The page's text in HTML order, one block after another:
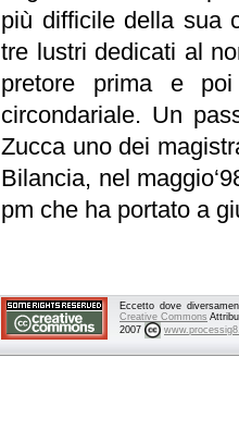
più difficile della sua
tre lustri dedicati al
pretore prima e
circondariale. Un
Zucca uno dei
Bilancia, nel
pm che ha portato a
Eccetto dove
Creative Commons
2007